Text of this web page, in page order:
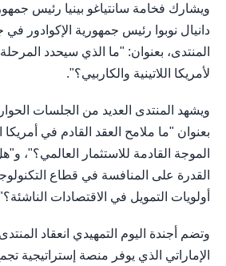
ويشارك فخامة سانتياغو بينيا رئيس
دانيال نوبوا رئيس جمهورية الإكوادور
المنتدى، بعنوان: "ما الذي سيحدد المرحلة
لأمريكا اللاتينية والكاربيي؟".
ويشهد المنتدى العديد من الجلسات
بعنوان "ما ملامح العقد القادم في أمريكا
الموجة القادمة للاستثمار العالمي؟"،
القدرة على المنافسة في قطاع
أولويات التمويل في الاقتصادات
وتضم أجندة اليوم التمهيدي انعقاد
الإماراتي الذي يوفر منصة إستراتيجية